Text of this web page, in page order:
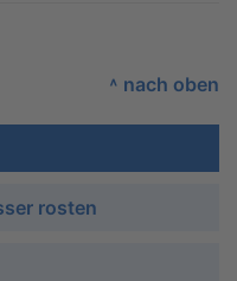
˄ nach oben
rosten